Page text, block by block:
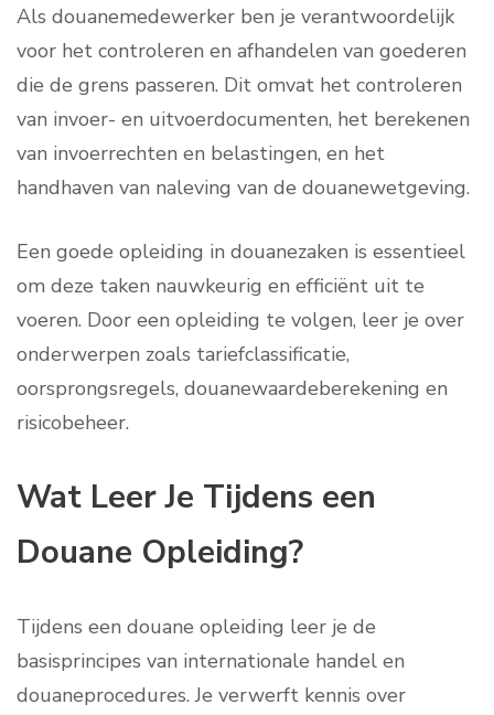
Als douanemedewerker ben je verantwoordelijk
voor het controleren en afhandelen van goederen
die de grens passeren. Dit omvat het controleren
van invoer- en uitvoerdocumenten, het berekenen
van invoerrechten en belastingen, en het
handhaven van naleving van de douanewetgeving.
Een goede opleiding in douanezaken is essentieel
om deze taken nauwkeurig en efficiënt uit te
voeren. Door een opleiding te volgen, leer je over
onderwerpen zoals tariefclassificatie,
oorsprongsregels, douanewaardeberekening en
risicobeheer.
Wat Leer Je Tijdens een
Douane Opleiding?
Tijdens een douane opleiding leer je de
basisprincipes van internationale handel en
douaneprocedures. Je verwerft kennis over